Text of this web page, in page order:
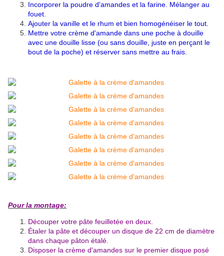
Incorporer la poudre d'amandes et la farine. Mélanger au
fouet.
Ajouter la vanille et le rhum et bien homogénéiser le tout.
Mettre votre crème d'amande dans une poche à douille
avec une douille lisse (ou sans douille, juste en perçant le
bout de la poche) et réserver sans mettre au frais.
Pour la montage:
Découper votre pâte feuilletée en deux.
Étaler la pâte et découper un disque de 22 cm de diamètre
dans chaque pâton étalé.
Disposer la crème d'amandes sur le premier disque posé